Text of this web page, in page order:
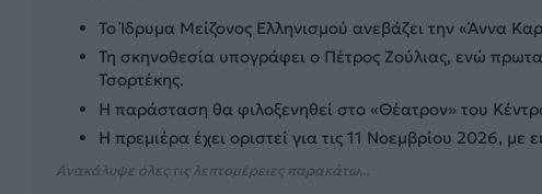
Το Ίδρυμα Μείζονος Ελληνισμού ανεβάζει την «Άννα
Τη σκηνοθεσία υπογράφει ο Πέτρος Ζούλιας, ενώ
Τσορτέκης.
Η παράσταση θα φιλοξενηθεί στο «Θέατρον» του
Η πρεμιέρα έχει οριστεί για τις 11 Νοεμβρίου 2026, με
Ανακάλυψε όλες τις λεπτομέρειες παρακάτω...